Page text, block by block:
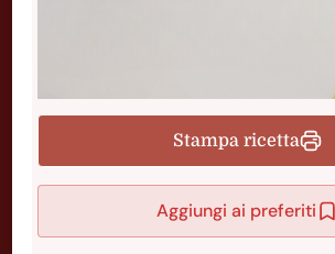
Stampa ricetta
Aggiungi ai preferiti